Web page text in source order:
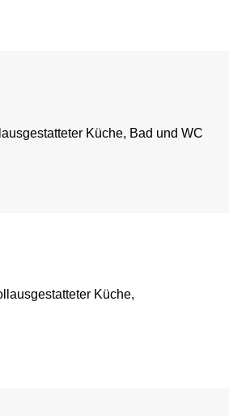
Küche, Bad und WC
Küche,